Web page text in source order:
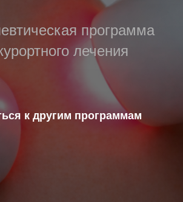
программа
лечения
к другим программам